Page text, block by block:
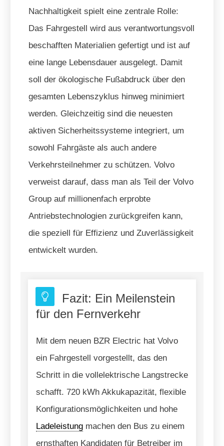
Nachhaltigkeit spielt eine zentrale Rolle:
Das Fahrgestell wird aus verantwortungsvoll
beschafften Materialien gefertigt und ist auf
eine lange Lebensdauer ausgelegt. Damit
soll der ökologische Fußabdruck über den
gesamten Lebenszyklus hinweg minimiert
werden. Gleichzeitig sind die neuesten
aktiven Sicherheitssysteme integriert, um
sowohl Fahrgäste als auch andere
Verkehrsteilnehmer zu schützen. Volvo
verweist darauf, dass man als Teil der Volvo
Group auf millionenfach erprobte
Antriebstechnologien zurückgreifen kann,
die speziell für Effizienz und Zuverlässigkeit
entwickelt wurden.
Fazit: Ein Meilenstein
für den Fernverkehr
Mit dem neuen BZR Electric hat Volvo
ein Fahrgestell vorgestellt, das den
Schritt in die vollelektrische Langstrecke
schafft. 720 kWh Akkukapazität, flexible
Konfigurationsmöglichkeiten und hohe
Ladeleistung machen den Bus zu einem
ernsthaften Kandidaten für Betreiber im